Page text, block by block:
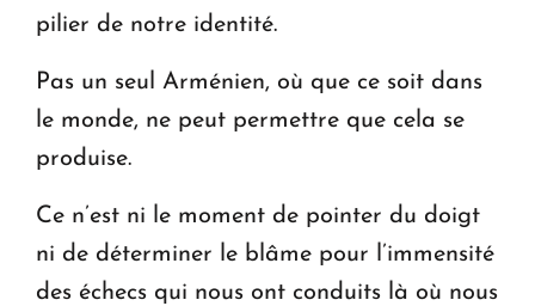
pilier de notre identité.
Pas un seul Arménien, où que ce soit dans
le monde, ne peut permettre que cela se
produise.
Ce n’est ni le moment de pointer du doigt
ni de déterminer le blâme pour l’immensité
des échecs qui nous ont conduits là où nous